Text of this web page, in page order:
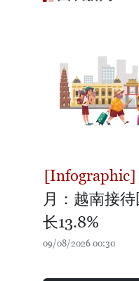
月：越南接
长13.8%
09/08/2026 00:30